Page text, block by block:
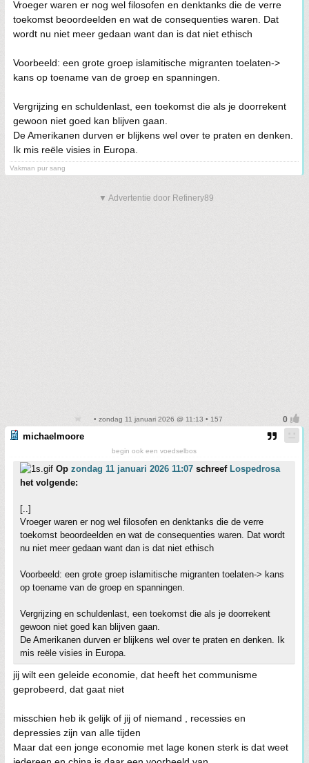
Vroeger waren er nog wel filosofen en denktanks die de verre
toekomst beoordeelden en wat de consequenties waren. Dat
wordt nu niet meer gedaan want dan is dat niet ethisch
Voorbeeld: een grote groep islamitische migranten toelaten->
kans op toename van de groep en spanningen.
Vergrijzing en schuldenlast, een toekomst die als je doorrekent
gewoon niet goed kan blijven gaan.
De Amerikanen durven er blijkens wel over te praten en denken.
Ik mis reële visies in Europa.
Vakman pur sang
▼ Advertentie door Refinery89
• zondag 11 januari 2026 @ 11:13 • 157
michaelmoore
begin ook een voedselbos
Op zondag 11 januari 2026 11:07 schreef Lospedrosa
het volgende:
[..]
Vroeger waren er nog wel filosofen en denktanks die de verre
toekomst beoordeelden en wat de consequenties waren. Dat wordt
nu niet meer gedaan want dan is dat niet ethisch
Voorbeeld: een grote groep islamitische migranten toelaten-> kans
op toename van de groep en spanningen.
Vergrijzing en schuldenlast, een toekomst die als je doorrekent
gewoon niet goed kan blijven gaan.
De Amerikanen durven er blijkens wel over te praten en denken. Ik
mis reële visies in Europa.
jij wilt een geleide economie, dat heeft het communisme
geprobeerd, dat gaat niet
misschien heb ik gelijk of jij of niemand , recessies en
depressies zijn van alle tijden
Maar dat een jonge economie met lage konen sterk is dat weet